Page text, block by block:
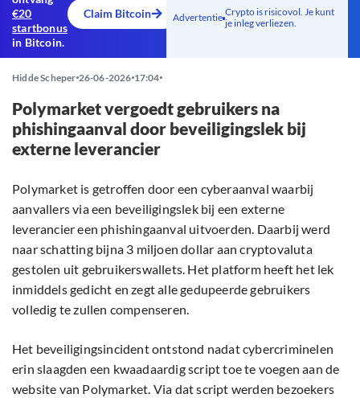
€20
startbonus
in Bitcoin.
Claim Bitcoin Advertentie Crypto is risicovol. Je kunt
je inleg verliezen.
Hidde Scheper 26-06-2026 17:04
Polymarket vergoedt gebruikers na
phishingaanval door beveiligingslek bij
externe leverancier
Polymarket is getroffen door een cyberaanval waarbij
aanvallers via een beveiligingslek bij een externe
leverancier een phishingaanval uitvoerden. Daarbij werd
naar schatting bijna 3 miljoen dollar aan cryptovaluta
gestolen uit gebruikerswallets. Het platform heeft het lek
inmiddels gedicht en zegt alle gedupeerde gebruikers
volledig te zullen compenseren.
Het beveiligingsincident ontstond nadat cybercriminelen
erin slaagden een kwaadaardig script toe te voegen aan de
website van Polymarket. Via dat script werden bezoekers